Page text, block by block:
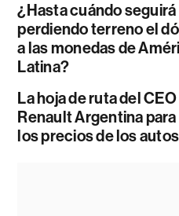
¿Hasta cuándo seguirá
perdiendo terreno el
a las monedas de
Latina?
La hoja de ruta del
Renault Argentina
los precios de los autos